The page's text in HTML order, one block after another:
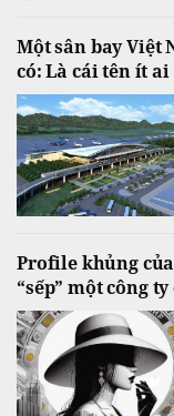
Một sân bay Việt
có: Là cái tên ít
Profile khủng
“sếp” một công